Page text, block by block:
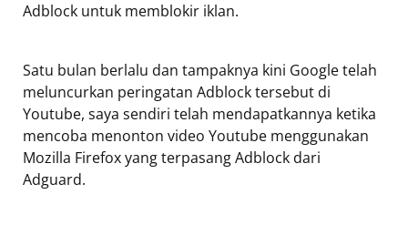
Adblock untuk memblokir iklan.
Satu bulan berlalu dan tampaknya kini Google telah
meluncurkan peringatan Adblock tersebut di
Youtube, saya sendiri telah mendapatkannya ketika
mencoba menonton video Youtube menggunakan
Mozilla Firefox yang terpasang Adblock dari
Adguard.